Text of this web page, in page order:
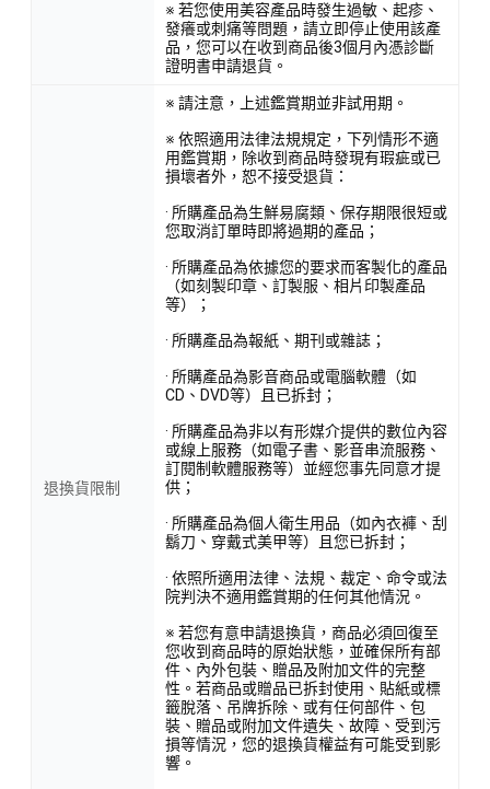
※ 若您使用美容產品時發生過敏、起疹、
發癢或刺痛等問題，請立即停止使用該產
品，您可以在收到商品後3個月內憑診斷
證明書申請退貨。
退換貨限制
※ 請注意，上述鑑賞期並非試用期。
※ 依照適用法律法規規定，下列情形不適
用鑑賞期，除收到商品時發現有瑕疵或已
損壞者外，恕不接受退貨：
· 所購產品為生鮮易腐類、保存期限很短或
您取消訂單時即將過期的產品；
· 所購產品為依據您的要求而客製化的產品
（如刻製印章、訂製服、相片印製產品
等）；
· 所購產品為報紙、期刊或雜誌；
· 所購產品為影音商品或電腦軟體（如
CD、DVD等）且已拆封；
· 所購產品為非以有形媒介提供的數位內容
或線上服務（如電子書、影音串流服務、
訂閱制軟體服務等）並經您事先同意才提
供；
· 所購產品為個人衛生用品（如內衣褲、刮
鬍刀、穿戴式美甲等）且您已拆封；
· 依照所適用法律、法規、裁定、命令或法
院判決不適用鑑賞期的任何其他情況。
※ 若您有意申請退換貨，商品必須回復至
您收到商品時的原始狀態，並確保所有部
件、內外包裝、贈品及附加文件的完整
性。若商品或贈品已拆封使用、貼紙或標
籤脫落、吊牌拆除、或有任何部件、包
裝、贈品或附加文件遺失、故障、受到污
損等情況，您的退換貨權益有可能受到影
響。